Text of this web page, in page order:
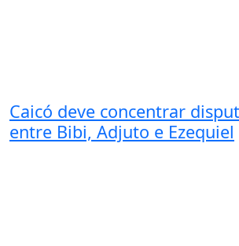
Caicó deve concentrar
entre Bibi, Adjuto e Ezequiel